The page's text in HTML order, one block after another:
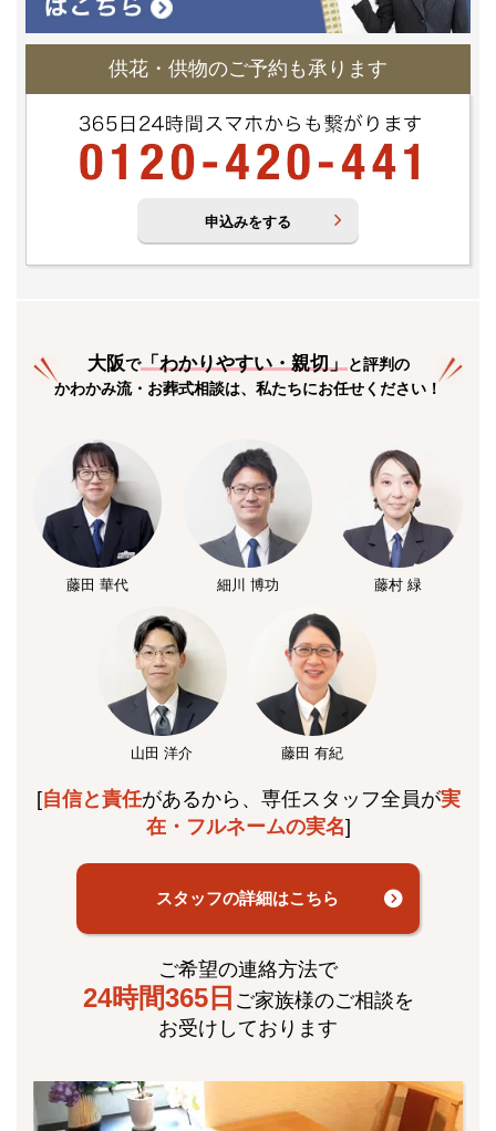
供花・供物のご予約も承ります
申込みをする
大阪で「わかりやすい・親切」と評判の
かわかみ流・お葬式相談は、私たちにお任せください！
藤田 華代 細川 博功 藤村 緑
山田 洋介 藤田 有紀
[自信と責任があるから、専任スタッフ全員が実
在・フルネームの実名]
スタッフの詳細はこちら
ご希望の連絡方法で
24時間365日 ご家族様のご相談を
お受けしております